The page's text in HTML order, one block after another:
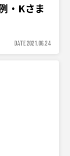
・Kさま
DATE 2021.06.24